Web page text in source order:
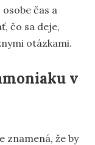
čas a
čo sa deje,
otázkami.
v
znamená, že by